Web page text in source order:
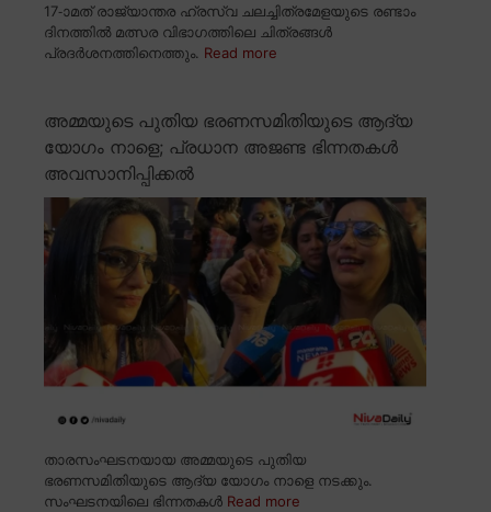
17-ാമത് രാജ്യാന്തര ഹ്രസ്വ ചലച്ചിത്രമേളയുടെ രണ്ടാം
ദിനത്തിൽ മത്സര വിഭാഗത്തിലെ ചിത്രങ്ങൾ
പ്രദർശനത്തിനെത്തും. Read more
അമ്മയുടെ പുതിയ ഭരണസമിതിയുടെ ആദ്യ
യോഗം നാളെ; പ്രധാന അജണ്ട ഭിന്നതകൾ
അവസാനിപ്പിക്കൽ
താരസംഘടനയായ അമ്മയുടെ പുതിയ
ഭരണസമിതിയുടെ ആദ്യ യോഗം നാളെ നടക്കും.
സംഘടനയിലെ ഭിന്നതകൾ Read more